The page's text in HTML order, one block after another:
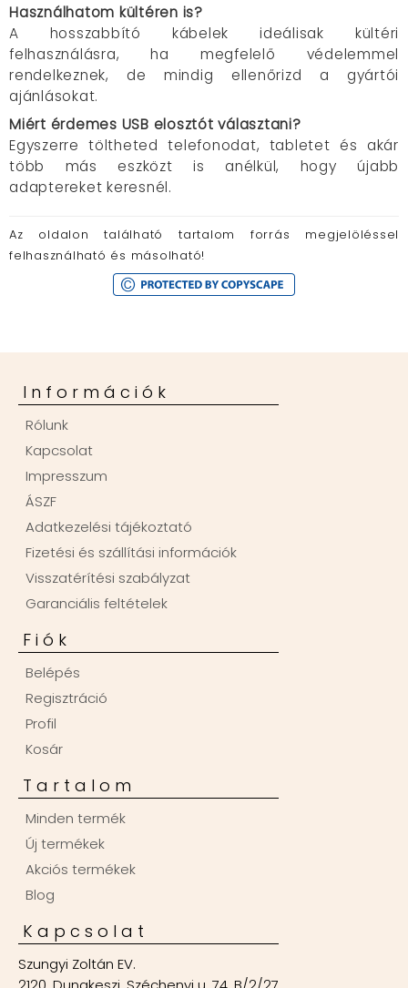
Használhatom kültéren is?
A hosszabbító kábelek ideálisak kültéri
felhasználásra, ha megfelelő védelemmel
rendelkeznek, de mindig ellenőrizd a gyártói
ajánlásokat.
Miért érdemes USB elosztót választani?
Egyszerre töltheted telefonodat, tabletet és akár
több más eszközt is anélkül, hogy újabb
adaptereket keresnél.
Az oldalon található tartalom forrás megjelöléssel
felhasználható és másolható!
Információk
Rólunk
Kapcsolat
Impresszum
ÁSZF
Adatkezelési tájékoztató
Fizetési és szállítási információk
Visszatérítési szabályzat
Garanciális feltételek
Fiók
Belépés
Regisztráció
Profil
Kosár
Tartalom
Minden termék
Új termékek
Akciós termékek
Blog
Kapcsolat
Szungyi Zoltán EV.